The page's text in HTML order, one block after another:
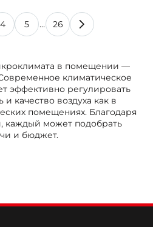
4 5 … 26
в помещении —
климатическое
эффективно регулировать
качество воздуха как в
помещениях. Благодаря
каждый может подобрать
и бюджет.
минимум энергии при